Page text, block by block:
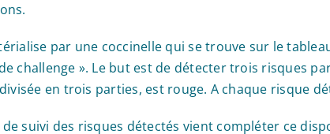
par une coccinelle qui se trouve sur le
challenge ». Le but est de détecter trois risques
en trois parties, est rouge. A chaque risque
suivi des risques détectés vient compléter ce